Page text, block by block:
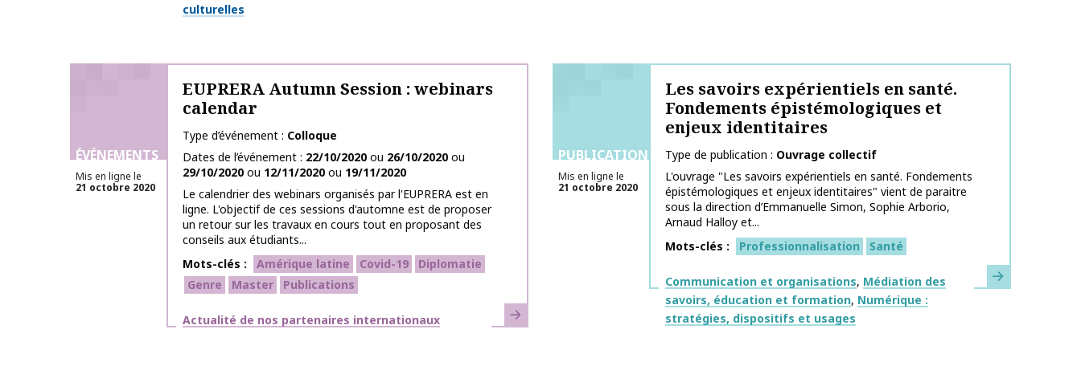
culturelles
ÉVÉNEMENTS
Mis en ligne le
21 octobre 2020
EUPRERA Autumn Session : webinars
calendar
Type d’événement
Colloque
Dates de l’événement
22/10/2020 ou 26/10/2020 ou
29/10/2020 ou 12/11/2020 ou 19/11/2020
Le calendrier des webinars organisés par l'EUPRERA est en
ligne. L'objectif de ces sessions d'automne est de proposer
un retour sur les travaux en cours tout en proposant des
conseils aux étudiants...
Mots-clés
Amérique latine Covid-19
Diplomatie
Genre
Master Publications
Thématiques
Actualité de nos partenaires internationaux En savoir plus
PUBLICATIONS
Mis en ligne le
21 octobre 2020
Les savoirs expérientiels en santé.
Fondements épistémologiques et
enjeux identitaires
Type de publication
Ouvrage collectif
L'ouvrage "Les savoirs expérientiels en santé. Fondements
épistémologiques et enjeux identitaires" vient de paraitre
sous la direction d’Emmanuelle Simon, Sophie Arborio,
Arnaud Halloy et...
Mots-clés
Professionnalisation Santé
Thématiques
Communication et organisations Médiation des
savoirs, éducation et formation Numérique :
stratégies, dispositifs et usages
En savoir plus